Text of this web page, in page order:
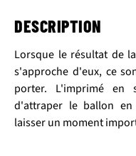
DESCRIPTION
Lorsque le résultat de
s'approche d'eux, ce
porter. L'imprimé en
d'attraper le ballon
laisser un moment